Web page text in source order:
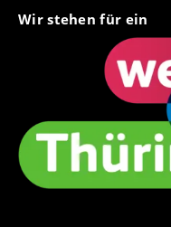
Wir stehen für ein